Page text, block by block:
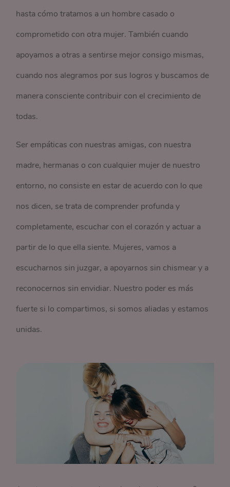
hasta cómo tratamos a un hombre casado o
comprometido con otra mujer. También cuando
apoyamos a otras a sentirse mejor consigo mismas,
cuando nos alegramos por sus logros y buscamos de
manera consciente contribuir con el crecimiento de
todas.
Ser empáticas con nuestras amigas, con nuestra
madre, hermanas o con cualquier mujer de nuestro
entorno, no consiste en estar de acuerdo con lo que
nos dicen, se trata de comprender profunda y
completamente, escuchar con el corazón y actuar a
partir de lo que ella siente. Mujeres, vamos a
escucharnos sin juzgar, a apoyarnos sin chismear y a
reconocernos sin envidiar. Nuestro poder es más
fuerte si lo compartimos, si somos aliadas y estamos
unidas.